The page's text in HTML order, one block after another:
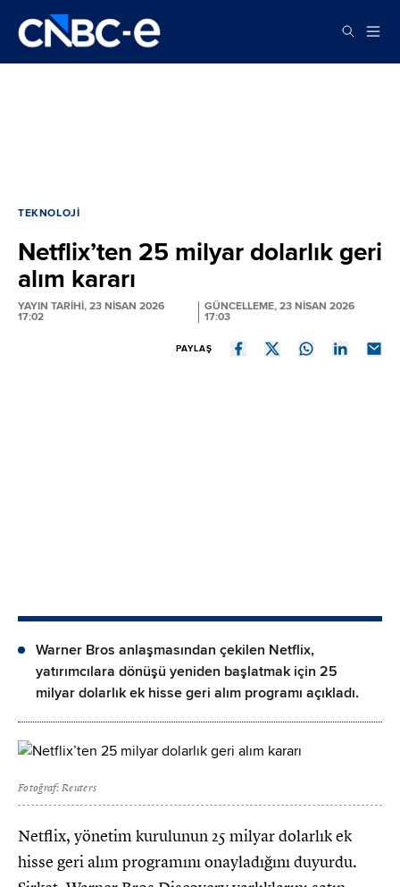
TEKNOLOJI
Netflix’ten 25 milyar dolarlık geri
alım kararı
YAYIN TARİHİ, 23 NISAN 2026
17:02
GÜNCELLEME, 23 NISAN 2026
17:03
PAYLAŞ
Warner Bros anlaşmasından çekilen Netflix,
yatırımcılara dönüşü yeniden başlatmak için 25
milyar dolarlık ek hisse geri alım programı açıkladı.
Fotoğraf: Reuters
Netflix, yönetim kurulunun 25 milyar dolarlık ek
hisse geri alım programını onayladığını duyurdu.